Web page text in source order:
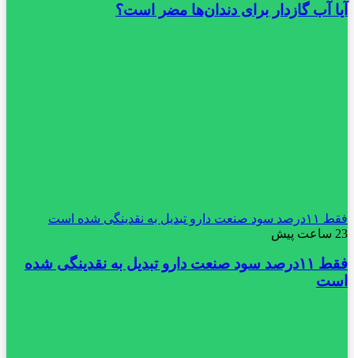
آیا آب گازدار برای دندان‌ها مضر است؟
فقط ۱۱‌درصد سود صنعت دارو تبدیل به نقدینگی شده است
23 ساعت پیش
فقط ۱۱‌درصد سود صنعت دارو تبدیل به نقدینگی شده
است